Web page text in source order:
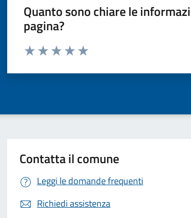
Quanto sono chiare le
pagina?
Valuta da 1 a 5 stelle la pagina
Contatta il comune
Leggi le domande frequenti
Richiedi assistenza